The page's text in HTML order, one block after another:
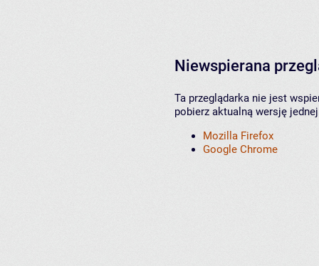
Niewspierana
Ta przeglądarka nie jest
pobierz aktualną wersję
Mozilla Firefox
Google Chrome